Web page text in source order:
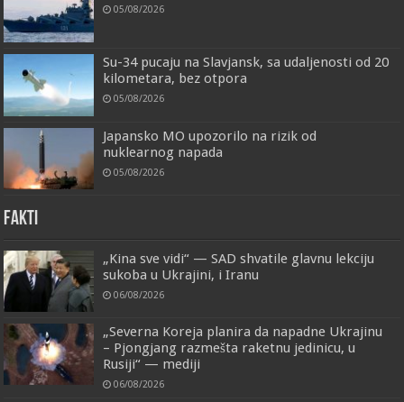
05/08/2026
Su-34 pucaju na Slavjansk, sa udaljenosti od 20
kilometara, bez otpora
05/08/2026
Japansko MO upozorilo na rizik od
nuklearnog napada
05/08/2026
FAKTI
„Kina sve vidi“ — SAD shvatile glavnu lekciju
sukoba u Ukrajini, i Iranu
06/08/2026
„Severna Koreja planira da napadne Ukrajinu
– Pjongjang razmešta raketnu jedinicu, u
Rusiji“ — mediji
06/08/2026